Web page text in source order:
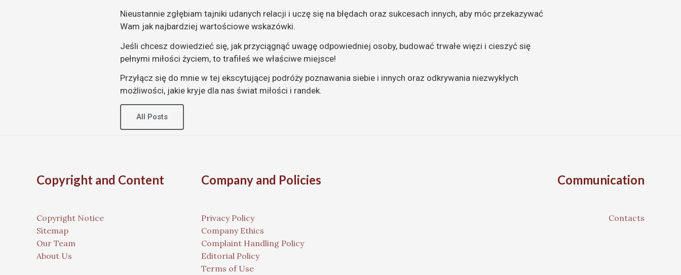
Nieustannie zgłębiam tajniki udanych relacji i uczę się na błędach oraz sukcesach innych, aby móc przekazywać
Wam jak najbardziej wartościowe wskazówki.
Jeśli chcesz dowiedzieć się, jak przyciągnąć uwagę odpowiedniej osoby, budować trwałe więzi i cieszyć się
pełnymi miłości życiem, to trafiłeś we właściwe miejsce!
Przyłącz się do mnie w tej ekscytującej podróży poznawania siebie i innych oraz odkrywania niezwykłych
możliwości, jakie kryje dla nas świat miłości i randek.
All Posts
Copyright and Content
Copyright Notice
Sitemap
Our Team
About Us
Company and Policies
Privacy Policy
Company Ethics
Complaint Handling Policy
Editorial Policy
Terms of Use
Communication
Contacts